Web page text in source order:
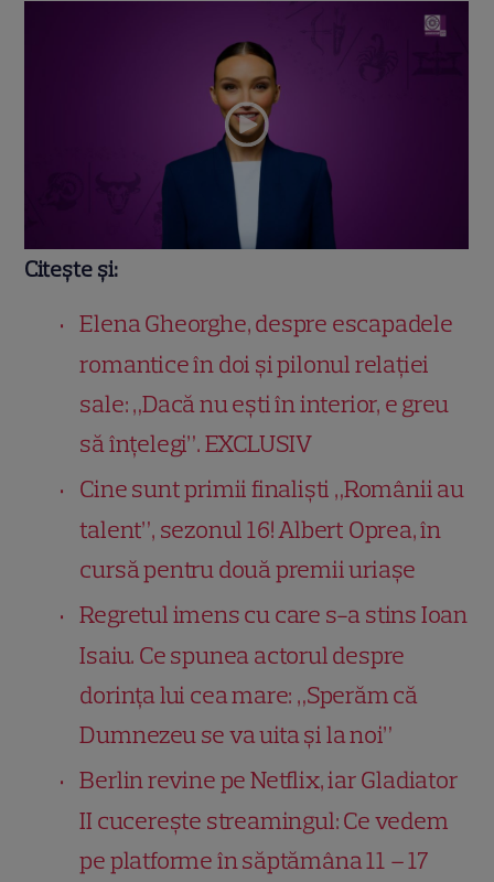
Citește și:
Elena Gheorghe, despre escapadele
romantice în doi și pilonul relației
sale: „Dacă nu ești în interior, e greu
să înțelegi”. EXCLUSIV
Cine sunt primii finaliști „Românii au
talent”, sezonul 16! Albert Oprea, în
cursă pentru două premii uriașe
Regretul imens cu care s-a stins Ioan
Isaiu. Ce spunea actorul despre
dorința lui cea mare: „Sperăm că
Dumnezeu se va uita și la noi”
Berlin revine pe Netflix, iar Gladiator
II cucerește streamingul: Ce vedem
pe platforme în săptămâna 11 – 17